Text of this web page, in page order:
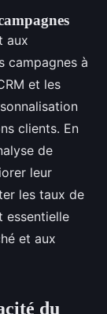
aux
campagnes à
et les
clients. En
de
leur
les taux de
essentielle
et aux
du